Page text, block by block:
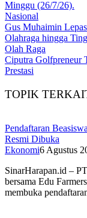
Nasional
Gus Muhaimin
Olahraga hingga
Olah Raga
Ciputra Golfpreneur
Prestasi
TOPIK
Pendaftaran
Resmi Dibuka
Ekonomi6 Agustus
SinarHarapan.id –
bersama Edu
membuka